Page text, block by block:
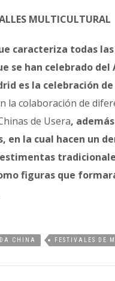
MULTICULTURAL
caracteriza todas
se han celebrado del
es la celebración
la colaboración de
de Usera,
en la cual hacen un
figuras que
CHINA FESTIVALES DE